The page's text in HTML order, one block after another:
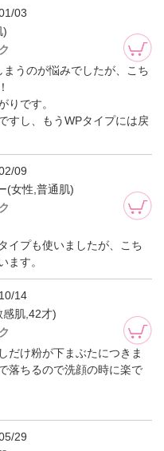
03
)
うのが悩みでしたが、こち
りです。
すし、もうWPタイプには戻
09
(女性,普通肌)
イプも使いましたが、こち
ます。
14
感肌,42才)
だけ粉が下まぶたにつきま
落ちるので洗顔の時に楽で
29